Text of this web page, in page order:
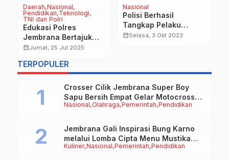
Daerah Nasional
Pendidikan Teknologi
TNI dan Polri
Edukasi Polres
Jembrana Bertajuk
“Polisi Sahabat Anak”
calendar_monthJumat, 25 Jul 2025
Nasional
Polisi Berhasil
Tangkap Pelaku
Pelemparan Bus di
calendar_monthSelasa, 3 Okt 2023
TERPOPULER
Nasional Olahraga Pemerintah Pendidikan
Crosser Cilik Jembrana Super Boy
Sapu Bersih Empat Gelar Motocross
50cc
Kuliner Nasional Pemerintah Pendidikan
Jembrana Gali Inspirasi Bung Karno
melalui Lomba Cipta Menu Mustika
Rasa